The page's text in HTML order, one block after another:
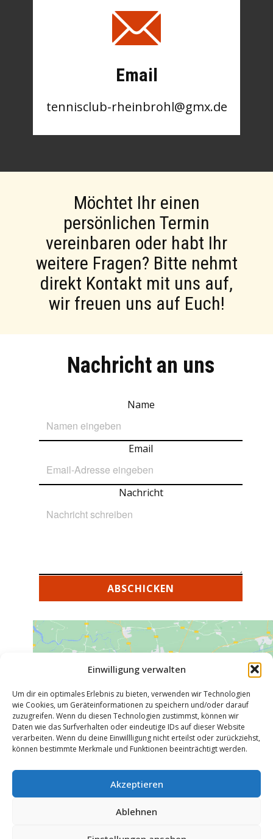
Einwilligung verwalten
Um dir ein optimales Erlebnis zu bieten, verwenden wir Technologien
wie Cookies, um Geräteinformationen zu speichern und/oder darauf
zuzugreifen. Wenn du diesen Technologien zustimmst, können wir
Daten wie das Surfverhalten oder eindeutige IDs auf dieser Website
verarbeiten. Wenn du deine Einwillligung nicht erteilst oder zurückziehst,
können bestimmte Merkmale und Funktionen beeinträchtigt werden.
Akzeptieren
Ablehnen
Email
tennisclub-rheinbrohl@gmx.de
Möchtet Ihr einen
persönlichen Termin
vereinbaren oder habt Ihr
weitere Fragen? Bitte nehmt
direkt Kontakt mit uns auf,
wir freuen uns auf Euch!
Nachricht an uns
Name
Email
Nachricht
ABSCHICKEN
Klicke hier, um Marketing-Cookies zu
akzeptieren und diesen Inhalt zu aktivieren
COOKIES & PRIVACY
This website uses cookies to ensure you